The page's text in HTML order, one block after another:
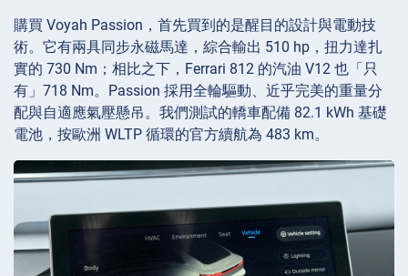
購買 Voyah Passion，首先買到的是醒目的設計與電動技
術。它有兩具同步永磁馬達，綜合輸出 510 hp，扭力達扎
實的 730 Nm；相比之下，Ferrari 812 的汽油 V12 也「只
有」718 Nm。Passion 採用全輪驅動、近乎完美的重量分
配與自適應氣壓懸吊。我們測試的轎車配備 82.1 kWh 基礎
電池，按歐洲 WLTP 循環的官方續航為 483 km。